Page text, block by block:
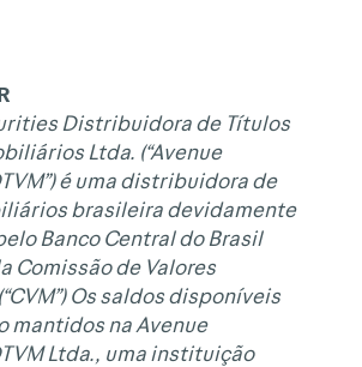
Distribuidora de Títulos
Ltda. (“Avenue
é uma distribuidora de
brasileira devidamente
Banco Central do Brasil
Comissão de Valores
Os saldos disponíveis
mantidos na Avenue
Ltda., uma instituição